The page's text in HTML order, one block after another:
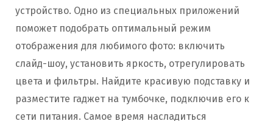
устройство. Одно из специальных приложений
поможет подобрать оптимальный режим
отображения для любимого фото: включить
слайд-шоу, установить яркость, отрегулировать
цвета и фильтры. Найдите красивую подставку и
разместите гаджет на тумбочке, подключив его к
сети питания. Самое время насладиться